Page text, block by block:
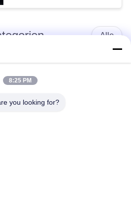
Alle
Kraftpapierrolle
8:25 PM
you looking for?